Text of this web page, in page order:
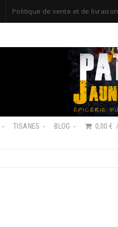
Politique de vente et de livraison
TISANES BLOG 0,00 €